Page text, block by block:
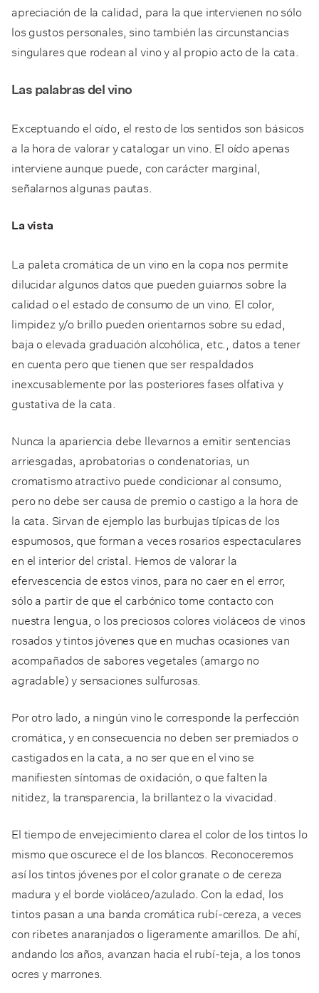
apreciación de la calidad, para la que intervienen no sólo
los gustos personales, sino también las circunstancias
singulares que rodean al vino y al propio acto de la cata.
Las palabras del vino
Exceptuando el oído, el resto de los sentidos son básicos
a la hora de valorar y catalogar un vino. El oído apenas
interviene aunque puede, con carácter marginal,
señalarnos algunas pautas.
La vista
La paleta cromática de un vino en la copa nos permite
dilucidar algunos datos que pueden guiarnos sobre la
calidad o el estado de consumo de un vino. El color,
limpidez y/o brillo pueden orientarnos sobre su edad,
baja o elevada graduación alcohólica, etc., datos a tener
en cuenta pero que tienen que ser respaldados
inexcusablemente por las posteriores fases olfativa y
gustativa de la cata.
Nunca la apariencia debe llevarnos a emitir sentencias
arriesgadas, aprobatorias o condenatorias, un
cromatismo atractivo puede condicionar al consumo,
pero no debe ser causa de premio o castigo a la hora de
la cata. Sirvan de ejemplo las burbujas típicas de los
espumosos, que forman a veces rosarios espectaculares
en el interior del cristal. Hemos de valorar la
efervescencia de estos vinos, para no caer en el error,
sólo a partir de que el carbónico tome contacto con
nuestra lengua, o los preciosos colores violáceos de vinos
rosados y tintos jóvenes que en muchas ocasiones van
acompañados de sabores vegetales (amargo no
agradable) y sensaciones sulfurosas.
Por otro lado, a ningún vino le corresponde la perfección
cromática, y en consecuencia no deben ser premiados o
castigados en la cata, a no ser que en el vino se
manifiesten síntomas de oxidación, o que falten la
nitidez, la transparencia, la brillantez o la vivacidad.
El tiempo de envejecimiento clarea el color de los tintos lo
mismo que oscurece el de los blancos. Reconoceremos
así los tintos jóvenes por el color granate o de cereza
madura y el borde violáceo/azulado. Con la edad, los
tintos pasan a una banda cromática rubí-cereza, a veces
con ribetes anaranjados o ligeramente amarillos. De ahí,
andando los años, avanzan hacia el rubí-teja, a los tonos
ocres y marrones.